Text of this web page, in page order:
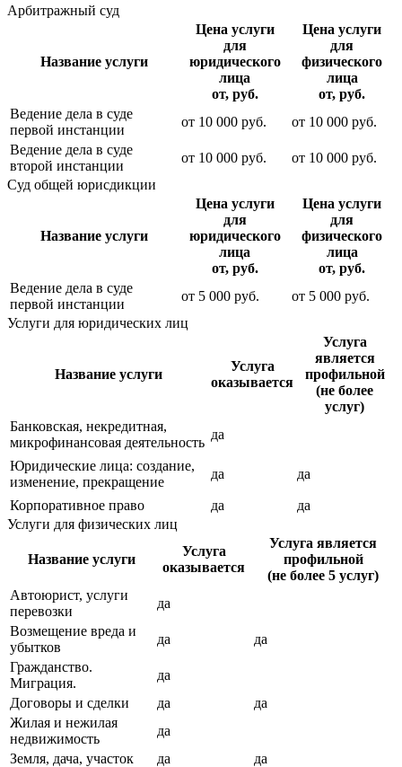
Арбитражный суд
Название услуги
Цена услуги
для
юридического
лица
от, руб.
Цена услуги
для
физического
лица
от, руб.
Ведение дела в суде
первой инстанции
от 10 000 руб. от 10 000 руб.
Ведение дела в суде
второй инстанции
от 10 000 руб. от 10 000 руб.
Суд общей юрисдикции
Название услуги
Цена услуги
для
юридического
лица
от, руб.
Цена услуги
для
физического
лица
от, руб.
Ведение дела в суде
первой инстанции
от 5 000 руб. от 5 000 руб.
Услуги для юридических лиц
Название услуги
Услуга
оказывается
Услуга
является
профильной
(не более
услуг)
Банковская, некредитная,
микрофинансовая деятельность
да
Юридические лица: создание,
изменение, прекращение
да да
Корпоративное право да
да
Услуги для физических лиц
Название услуги
Услуга
оказывается
Услуга является
профильной
(не более 5 услуг)
Автоюрист, услуги
перевозки
да
Возмещение вреда и
убытков
да
да
Гражданство.
Миграция.
да
Договоры и сделки
да
да
Жилая и нежилая
недвижимость
да
Земля, дача, участок
да
да